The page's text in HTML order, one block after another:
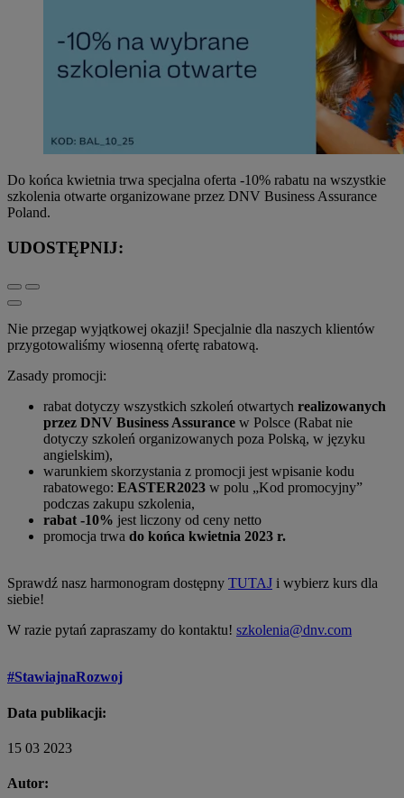
Do końca kwietnia trwa specjalna oferta -10% rabatu na wszystkie
szkolenia otwarte organizowane przez DNV Business Assurance
Poland.
UDOSTĘPNIJ:
Nie przegap wyjątkowej okazji! Specjalnie dla naszych klientów
przygotowaliśmy wiosenną ofertę rabatową.
Zasady promocji:
rabat dotyczy wszystkich szkoleń otwartych realizowanych
przez DNV Business Assurance w Polsce (Rabat nie
dotyczy szkoleń organizowanych poza Polską, w języku
angielskim),
warunkiem skorzystania z promocji jest wpisanie kodu
rabatowego: EASTER2023 w polu „Kod promocyjny”
podczas zakupu szkolenia,
rabat -10% jest liczony od ceny netto
promocja trwa do końca kwietnia 2023 r.
Sprawdź nasz harmonogram dostępny TUTAJ i wybierz kurs dla
siebie!
W razie pytań zapraszamy do kontaktu! szkolenia@dnv.com
#StawiajnaRozwoj
Data publikacji:
15 03 2023
Autor: